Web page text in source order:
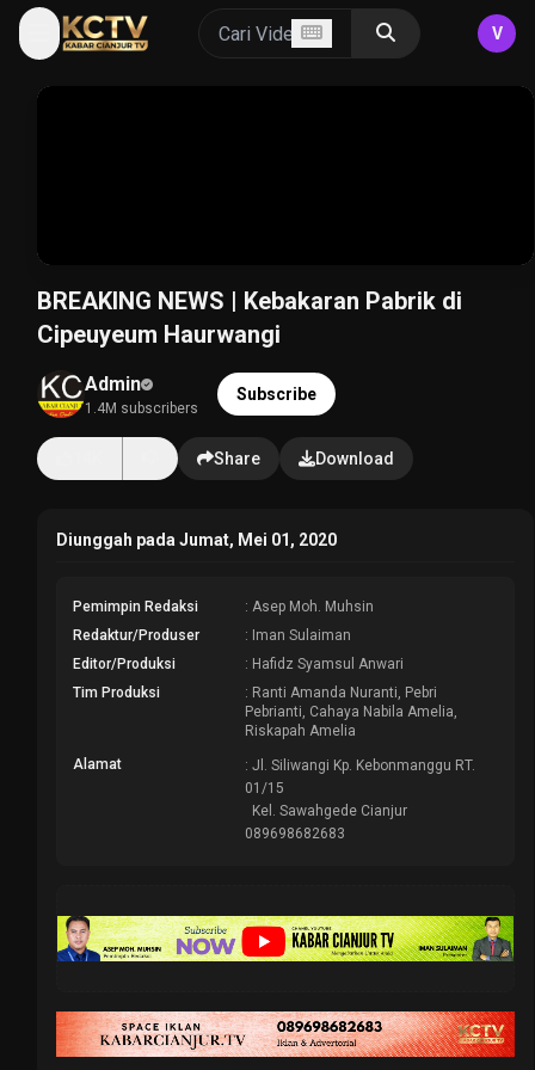
V
BREAKING NEWS | Kebakaran Pabrik di
Cipeuyeum Haurwangi
Admin
1.4M subscribers
Subscribe
Share Download
Diunggah pada Jumat, Mei 01, 2020
Pemimpin Redaksi
: Asep Moh. Muhsin
Redaktur/Produser
: Iman Sulaiman
Editor/Produksi
: Hafidz Syamsul Anwari
Tim Produksi
: Ranti Amanda Nuranti, Pebri
Pebrianti, Cahaya Nabila Amelia,
Riskapah Amelia
Alamat
: Jl. Siliwangi Kp. Kebonmanggu RT.
01/15
Kel. Sawahgede Cianjur
089698682683